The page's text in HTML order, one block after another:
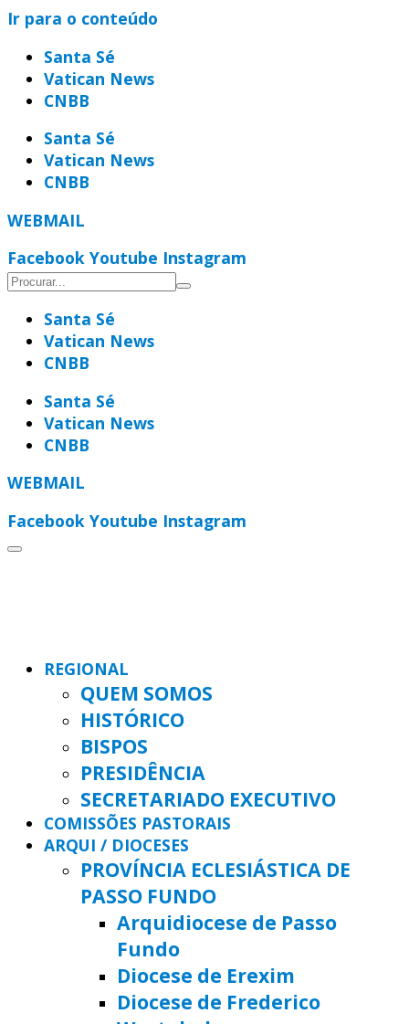
Ir para o conteúdo
Santa Sé
Vatican News
CNBB
Santa Sé
Vatican News
CNBB
WEBMAIL
Facebook Youtube Instagram
Santa Sé
Vatican News
CNBB
Santa Sé
Vatican News
CNBB
WEBMAIL
Facebook Youtube Instagram
REGIONAL
QUEM SOMOS
HISTÓRICO
BISPOS
PRESIDÊNCIA
SECRETARIADO EXECUTIVO
COMISSÕES PASTORAIS
ARQUI / DIOCESES
PROVÍNCIA ECLESIÁSTICA DE
PASSO FUNDO
Arquidiocese de Passo
Fundo
Diocese de Erexim
Diocese de Frederico